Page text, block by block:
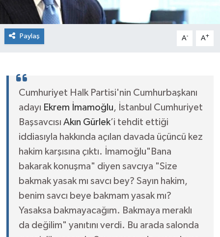
Paylaş A- A+
Cumhuriyet Halk Partisi'nin Cumhurbaşkanı
adayı Ekrem İmamoğlu, İstanbul Cumhuriyet
Başsavcısı Akın Gürlek’i tehdit ettiği
iddiasıyla hakkında açılan davada üçüncü kez
hakim karşısına çıktı. İmamoğlu"Bana
bakarak konuşma" diyen savcıya "Size
bakmak yasak mı savcı bey? Sayın hakim,
benim savcı beye bakmam yasak mı?
Yasaksa bakmayacağım. Bakmaya meraklı
da değilim" yanıtını verdi. Bu arada salonda